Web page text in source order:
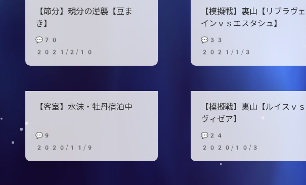
【節分】親分の逆襲【豆ま
き】
💬70
2021/2/10
【模擬戦】裏山【リブラヴェ
インｖｓエスタシュ】
💬33
2021/1/3
【客室】水沫・牡丹宿泊中
💬9
2020/11/9
【模擬戦】裏山【ルイスｖｓ
ヴィゼア】
💬24
2020/10/3